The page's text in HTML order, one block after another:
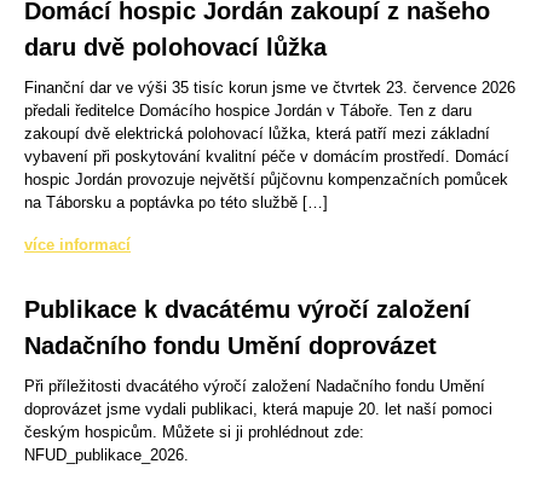
Domácí hospic Jordán zakoupí z našeho
daru dvě polohovací lůžka
Finanční dar ve výši 35 tisíc korun jsme ve čtvrtek 23. července 2026
předali ředitelce Domácího hospice Jordán v Táboře. Ten z daru
zakoupí dvě elektrická polohovací lůžka, která patří mezi základní
vybavení při poskytování kvalitní péče v domácím prostředí. Domácí
hospic Jordán provozuje největší půjčovnu kompenzačních pomůcek
na Táborsku a poptávka po této službě […]
více informací
Publikace k dvacátému výročí založení
Nadačního fondu Umění doprovázet
Při příležitosti dvacátého výročí založení Nadačního fondu Umění
doprovázet jsme vydali publikaci, která mapuje 20. let naší pomoci
českým hospicům. Můžete si ji prohlédnout zde:
NFUD_publikace_2026.